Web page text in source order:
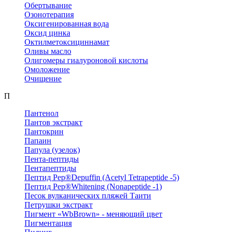
Обертывание
Озонотерапия
Оксигенированная вода
Оксид цинка
Октилметоксициннамат
Оливы масло
Олигомеры гиалуроновой кислоты
Омоложение
Очищение
П
Пантенол
Пантов экстракт
Пантокрин
Папаин
Папула (узелок)
Пента-пептиды
Пентапептиды
Пептид Pep®Depuffin (Acetyl Tetrapeptide -5)
Пептид Pep®Whitening (Nonapeptide -1)
Песок вулканических пляжей Таити
Петрушки экстракт
Пигмент «WbBrown» - меняющий цвет
Пигментация